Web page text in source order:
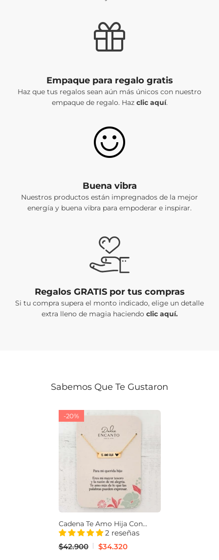
Empaque para regalo gratis
Haz que tus regalos sean aún más únicos con nuestro
empaque de regalo. Haz clic aquí.
Buena vibra
Nuestros productos están impregnados de la mejor
energía y buena vibra para empoderar e inspirar.
Regalos GRATIS por tus compras
Si tu compra supera el monto indicado, elige un detalle
extra lleno de magia haciendo clic aquí.
Sabemos Que Te Gustaron
-20%
Cadena Te Amo Hija Con
Significado
2 reseñas
$42.900
$34.320